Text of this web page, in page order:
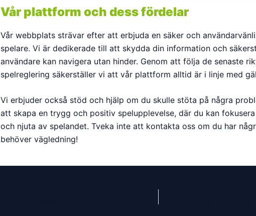
Vår plattform och dess fördelar
Vår webbplats strävar efter att erbjuda en säker och
spelare. Vi är dedikerade till att skydda din information och
användare kan navigera utan hinder. Genom att följa de senaste
spelreglering säkerställer vi att vår plattform alltid är i linje med
Vi erbjuder också stöd och hjälp om du skulle stöta på några
att skapa en trygg och positiv spelupplevelse, där du kan
och njuta av spelandet. Tveka inte att kontakta oss om du har
behöver vägledning!